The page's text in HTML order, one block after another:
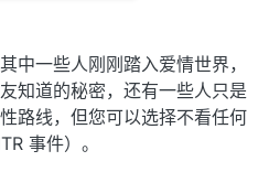
中一些人刚刚踏入爱情世界，
知道的秘密，还有一些人只是
路线，但您可以选择不看任何
事件）。